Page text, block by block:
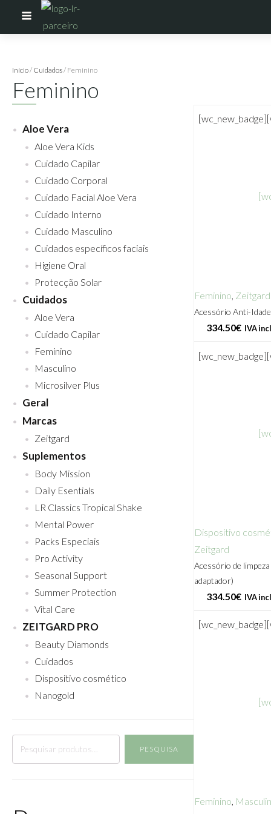
Início/ Cuidados/ Feminino
Feminino
Aloe Vera
Aloe Vera Kids
Cuidado Capilar
Cuidado Corporal
Cuidado Facial Aloe Vera
Cuidado Interno
Cuidado Masculino
Cuidados específicos faciais
Higiene Oral
Protecção Solar
Cuidados
Aloe Vera
Cuidado Capilar
Feminino
Masculino
Microsilver Plus
Geral
Marcas
Zeitgard
Suplementos
Body Mission
Daily Esentials
LR Classics Tropical Shake
Mental Power
Packs Especiais
Pro Activity
Seasonal Support
Summer Protection
Vital Care
ZEITGARD PRO
Beauty Diamonds
Cuidados
Dispositivo cosmético
Nanogold
Pesquisar
PESQUISA
[wc_new_badge]
Feminino, Zeitgard
Acessório Anti-
334.50€ IVA
[wc_new_badge]
Dispositivo
Zeitgard
Acessório de
adaptador)
334.50€ IVA
[wc_new_badge]
Feminino,